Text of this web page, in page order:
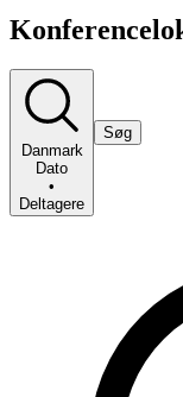
Danmark
Dato
•
Deltagere
Søg